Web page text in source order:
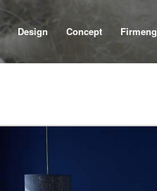
Design Concept